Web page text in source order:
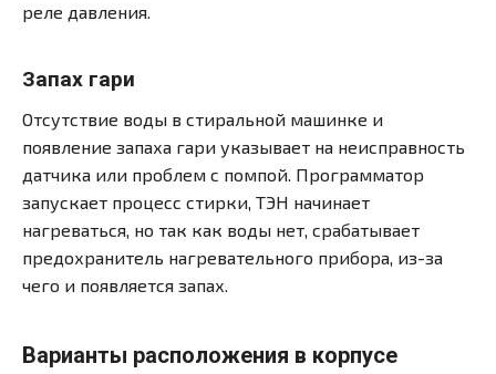
реле давления.
Запах гари
Отсутствие воды в стиральной машинке и
появление запаха гари указывает на неисправность
датчика или проблем с помпой. Программатор
запускает процесс стирки, ТЭН начинает
нагреваться, но так как воды нет, срабатывает
предохранитель нагревательного прибора, из-за
чего и появляется запах.
Варианты расположения в корпусе